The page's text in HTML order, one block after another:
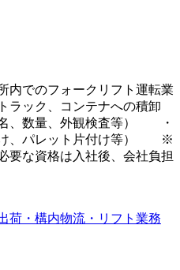
内でのフォークリフト運転業
ック、コンテナへの積卸
、数量、外観検査等） ・
け、パレット片付け等） ※
な資格は入社後、会社負担
・構内物流・リフト業務